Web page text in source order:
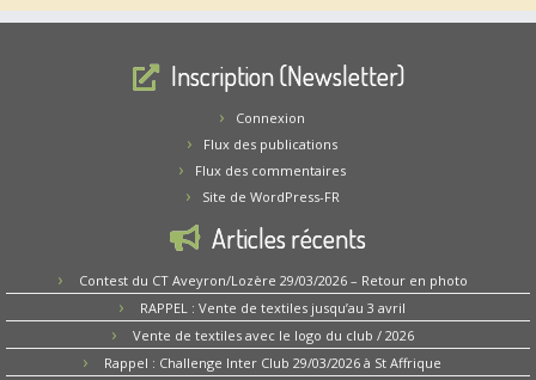
Inscription (Newsletter)
Connexion
Flux des publications
Flux des commentaires
Site de WordPress-FR
Articles récents
Contest du CT Aveyron/Lozère 29/03/2026 – Retour en photo
RAPPEL : Vente de textiles jusqu’au 3 avril
Vente de textiles avec le logo du club / 2026
Rappel : Challenge Inter Club 29/03/2026 à St Affrique